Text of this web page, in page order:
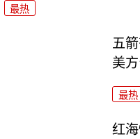
最热
五
美
最热
红